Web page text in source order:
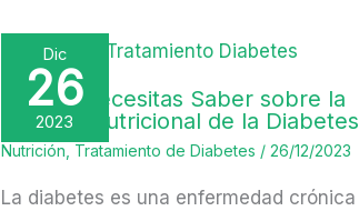
Dic
26
2023
Lo que Necesitas Saber sobre la
Gestión Nutricional de la Diabetes
Nutrición Tratamiento de Diabetes / 26/12/2023
La diabetes es una enfermedad crónica